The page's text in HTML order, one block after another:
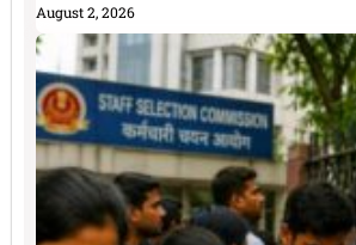
August 2, 2026